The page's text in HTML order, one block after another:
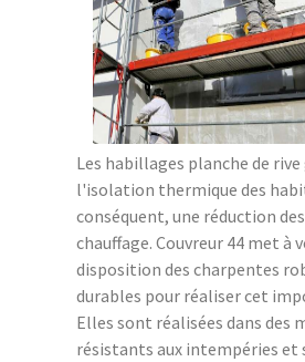
Les habillages planche de
l'isolation thermique des
conséquent, une réduction
chauffage. Couvreur 44 met à
disposition des charpentes
durables pour réaliser cet
Elles sont réalisées dans des
résistants aux intempéries et